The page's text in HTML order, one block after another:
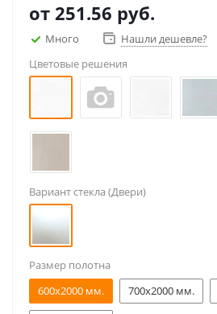
от 251.56 руб.
Много
Нашли дешевле?
Цветовые решения
Вариант стекла (Двери)
Размер полотна
600x2000 мм.
700x2000 мм.